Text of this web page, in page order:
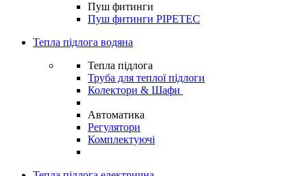
Пуш фитинги
Пуш фитинги PIPETEC
Тепла підлога водяна
Тепла підлога
Труба для теплої підлоги
Колектори & Шафи
Автоматика
Регулятори
Комплектуючі